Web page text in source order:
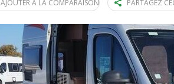
AJOUTER À LA COMPARAISON PARTAGEZ